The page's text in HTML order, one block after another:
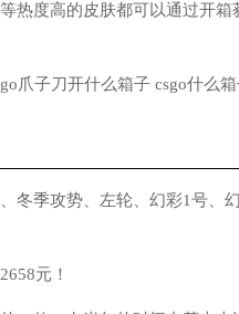
热度高的皮肤都可以通过开
冬季攻势、左轮、幻彩1号、
元！